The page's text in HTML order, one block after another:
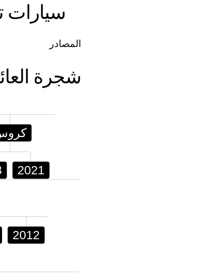
سيارات
المصادر
شجرة
2021
2012